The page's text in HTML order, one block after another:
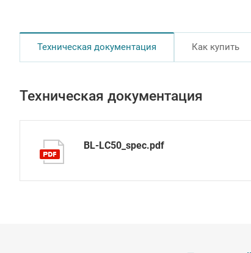
Техническая документация Как купить
Техническая документация
BL-LC50_spec.pdf